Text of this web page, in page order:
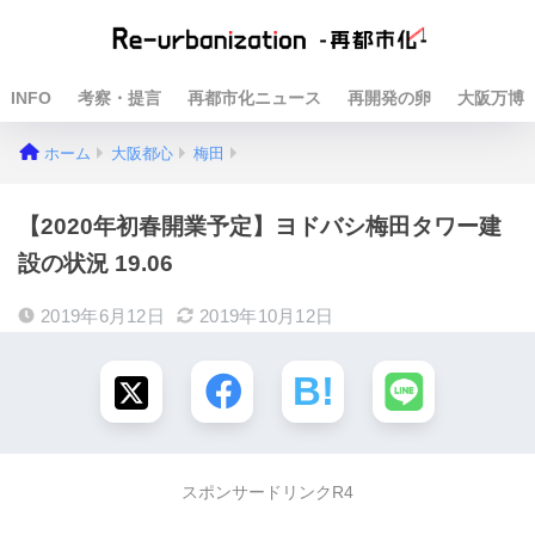
INFO 考察・提言 再都市化ニュース 再開発の卵 大阪万博
ホーム 大阪都心 梅田
【2020年初春開業予定】ヨドバシ梅田タワー建
設の状況 19.06
2019年6月12日 2019年10月12日
スポンサードリンクR4